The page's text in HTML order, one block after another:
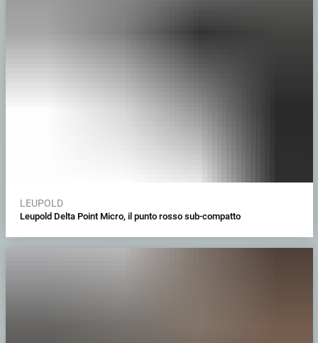
LEUPOLD
Leupold Delta Point Micro, il punto rosso sub-compatto